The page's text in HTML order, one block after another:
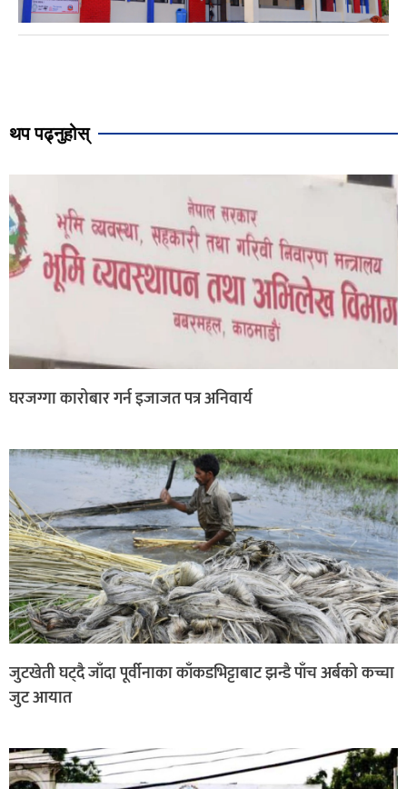
थप पढ्नुहोस्
घरजग्गा कारोबार गर्न इजाजत पत्र अनिवार्य
जुटखेती घट्दै जाँदा पूर्वीनाका काँकडभिट्टाबाट झन्डै पाँच अर्बको कच्चा
जुट आयात